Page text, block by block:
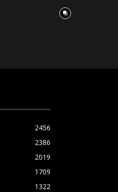
2456
2386
2019
1709
1322